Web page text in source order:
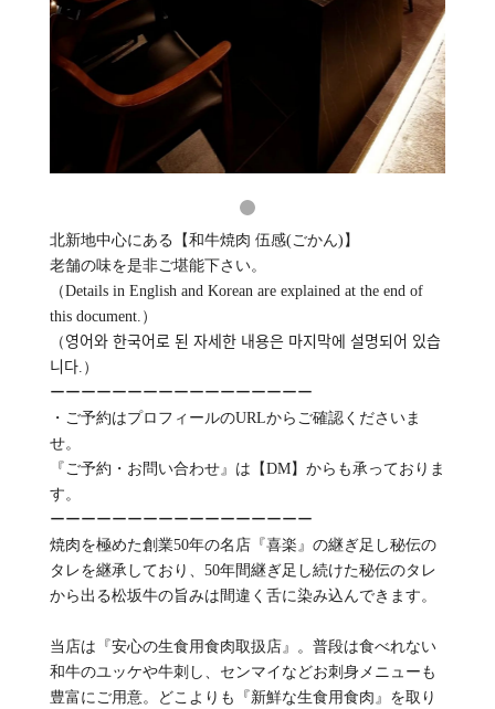
北新地中心にある【和牛焼肉 伍感(ごかん)】
老舗の味を是非ご堪能下さい。
（Details in English and Korean are explained at the end of
this document.）
（영어와 한국어로 된 자세한 내용은 마지막에 설명되어 있습
니다.）
ーーーーーーーーーーーーーーーーー
・ご予約はプロフィールのURLからご確認くださいま
せ。
『ご予約・お問い合わせ』は【DM】からも承っておりま
す。
ーーーーーーーーーーーーーーーーー
焼肉を極めた創業50年の名店『喜楽』の継ぎ足し秘伝の
タレを継承しており、50年間継ぎ足し続けた秘伝のタレ
から出る松坂牛の旨みは間違く舌に染み込んできます。
当店は『安心の生食用食肉取扱店』。普段は食べれない
和牛のユッケや牛刺し、センマイなどお刺身メニューも
豊富にご用意。どこよりも『新鮮な生食用食肉』を取り